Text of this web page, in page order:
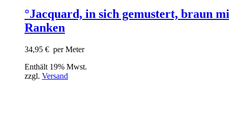
°Jacquard, in sich gemustert, braun
Ranken
34,95 € per Meter
Enthält 19% Mwst.
zzgl. Versand